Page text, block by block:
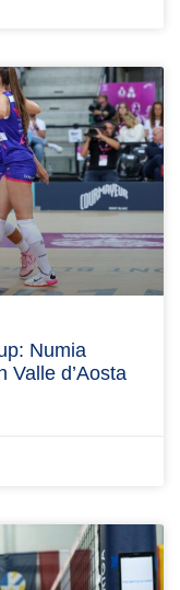
Numia
Valle d’Aosta